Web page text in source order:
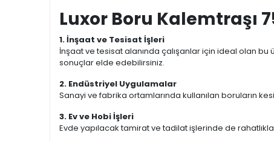
Luxor Boru Kalemtraşı
1. İnşaat ve Tesisat İşleri
İnşaat ve tesisat alanında çalışanlar için ideal olan
sonuçlar elde edebilirsiniz.
2. Endüstriyel Uygulamalar
Sanayi ve fabrika ortamlarında kullanılan boruların
3. Ev ve Hobi İşleri
Evde yapılacak tamirat ve tadilat işlerinde de